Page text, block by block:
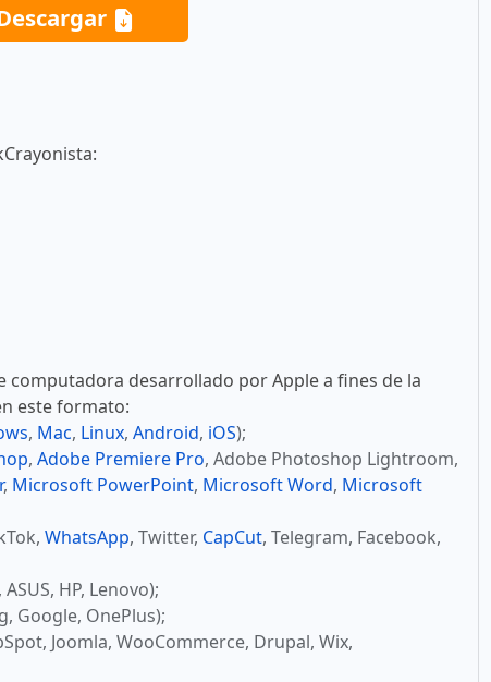
computadora desarrollado por Apple a fines de la
este formato:
, Mac, Linux, Android, iOS);
, Adobe Premiere Pro, Adobe Photoshop Lightroom,
, Microsoft PowerPoint, Microsoft Word, Microsoft
WhatsApp, Twitter, CapCut, Telegram, Facebook,
HP, Lenovo);
Google, OnePlus);
Joomla, WooCommerce, Drupal, Wix,